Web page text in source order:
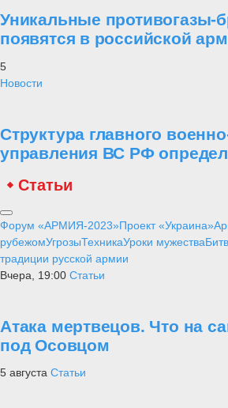
Уникальные
появятся в российской
5
Новости
Структура главного
управления ВС РФ
Статьи
Форум «АРМИЯ-2023»Проект «Украина»
рубежомУгрозыТехникаУроки мужества
традиции русской армии
Вчера, 19:00 Статьи
Атака мертвецов. Что на
под Осовцом
5 августа Статьи